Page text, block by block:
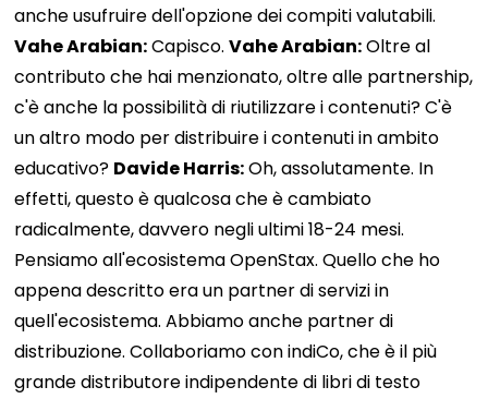
anche usufruire dell'opzione dei compiti valutabili.
Vahe Arabian:Capisco.Vahe Arabian:Oltre al
contributo che hai menzionato, oltre alle partnership,
c'è anche la possibilità di riutilizzare i contenuti? C'è
un altro modo per distribuire i contenuti in ambito
educativo? Davide Harris:Oh, assolutamente. In
effetti, questo è qualcosa che è cambiato
radicalmente, davvero negli ultimi 18-24 mesi.
Pensiamo all'ecosistema OpenStax. Quello che ho
appena descritto era un partner di servizi in
quell'ecosistema. Abbiamo anche partner di
distribuzione. Collaboriamo con indiCo, che è il più
grande distributore indipendente di libri di testo